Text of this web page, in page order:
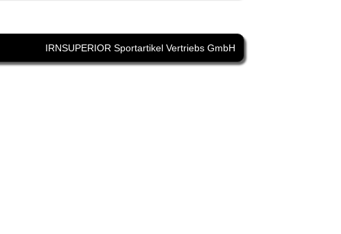
IRNSUPERIOR Sportartikel Vertriebs GmbH